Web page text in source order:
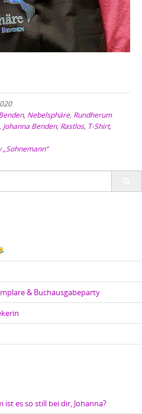
, Nebelsphäre, Rundherum
, Johanna Benden, Rastlos, T-Shirt,
& Buchausgabeparty
ist es so still bei dir, Johanna?